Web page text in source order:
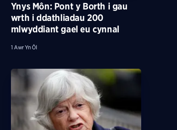
Ynys Môn: Pont y Borth i gau
wrth i ddathliadau 200
mlwyddiant gael eu cynnal
1 Awr Yn Ôl